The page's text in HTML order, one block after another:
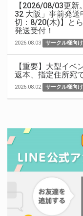
【2026/08/03更
32 大阪」事前発
切：8/20(木)】と
発送受付！
2026.08.03 サークル様向け
【重要】大型イベ
返本、指定住所宛
2026.08.02 サークル様向け